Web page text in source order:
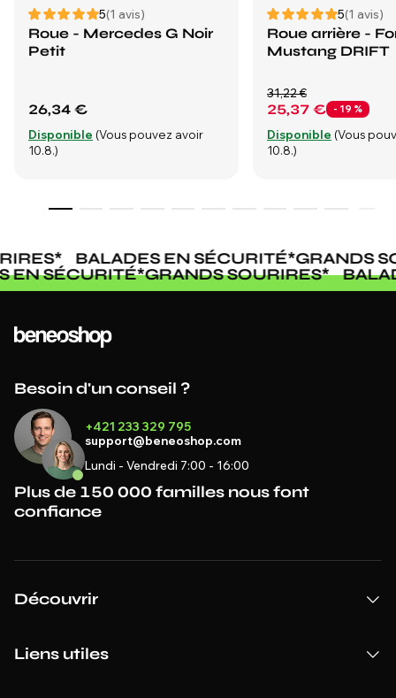
5(1 avis)
Roue - Mercedes G Noir
Petit
26,34 €
Disponible (Vous pouvez avoir
10.8.)
5(1 avis)
Roue arrière -
Mustang DRIFT
25,37 € - 19 %
31,22 €
Disponible (Vous
10.8.)
* BALADES EN SÉCURITÉ*GRANDS
EN SÉCURITÉ*GRANDS SOURIRES*
Besoin d'un conseil ?
+421 233 329 795
support@beneoshop.com
Lundi - Vendredi 7:00 - 16:00
Plus de 150 000 familles nous font
confiance
Découvrir
Liens utiles